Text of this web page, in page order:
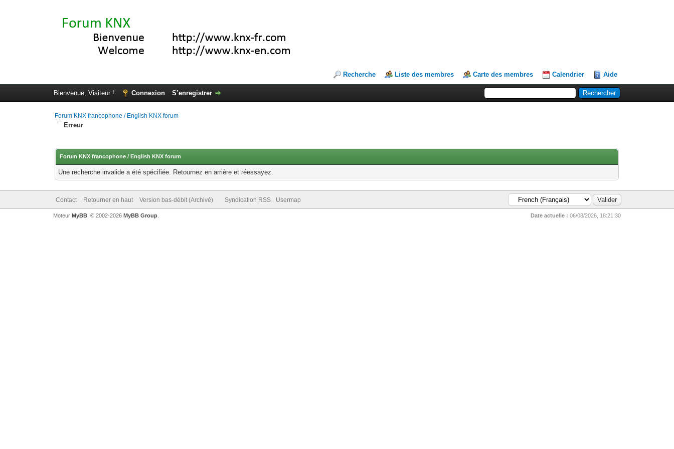
Recherche Liste des membres Carte des membres Calendrier Aide
Bienvenue, Visiteur ! Connexion S’enregistrer
Forum KNX francophone / English KNX forum
Erreur
Forum KNX francophone / English KNX forum
Une recherche invalide a été spécifiée. Retournez en arrière et réessayez.
Contact Retourner en haut Version bas-débit (Archivé) Syndication RSS Usermap
Date actuelle : 06/08/2026, 18:21:30
Moteur MyBB, © 2002-2026 MyBB Group.